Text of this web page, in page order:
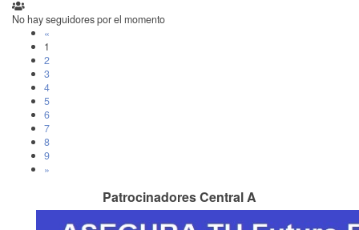
No hay seguidores por el momento
«
1
2
3
4
5
6
7
8
9
»
Patrocinadores Central A